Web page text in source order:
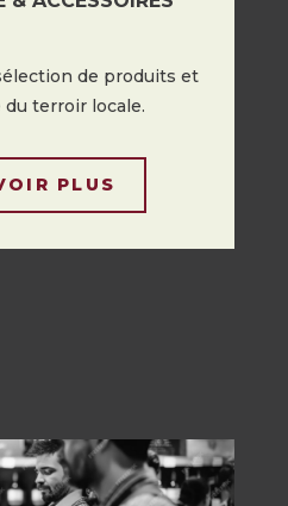
de produits et
du terroir locale.
PLUS